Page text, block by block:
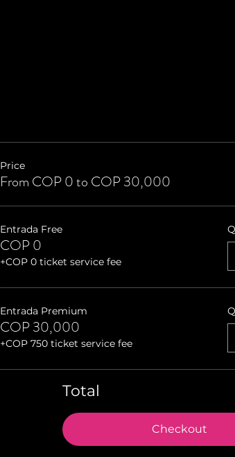
Price
From COP 0 to COP 30,000
Entrada Free
COP 0
+COP 0 ticket service fee
Entrada Premium
COP 30,000
+COP 750 ticket service fee
Total
Checkout